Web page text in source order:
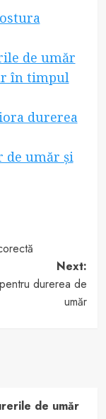
de umăr
în timpul
durerea
de umăr și
Next:
durerea de
umăr
de umăr